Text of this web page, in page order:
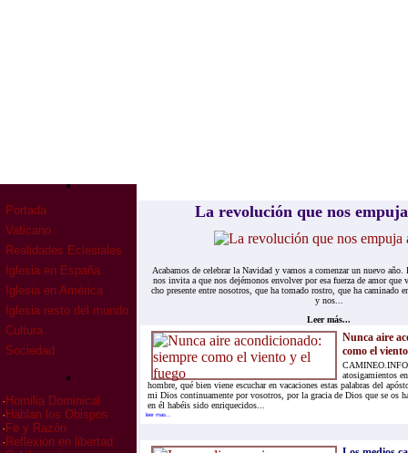
Portada
Vaticano
Realidades Eclesiales
Iglesia en España
Iglesia en América
Iglesia resto del mundo
Cultura
Sociedad
· Homilia Dominical
· Hablan los Obispos
· Fe y Razón
· Reflexion en libertad
La re­vo­lu­ción que nos
Aca­ba­mos de ce­le­brar la Na­vi­dad y va­mos a co­men­zar un nue­vo
nos in­vi­ta a que nos de­jé­mo­nos en­vol­ver por esa fuer­za de amor que
cho pre­sen­te en­tre no­so­tros, que ha to­ma­do ros­tro, que ha ca­mi­na­do
y nos...
Leer más...
Nunca aire
como el
atosigamientos
hombre, qué bien viene escuchar en vacaciones estas palabras del
mi Dios continuamente por vosotros, por la gracia de Dios que se os
en él habéis sido enriquecidos...
leer mas...